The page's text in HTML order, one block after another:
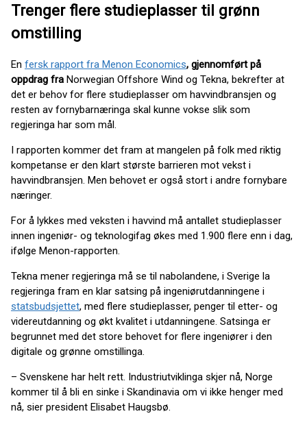
Trenger flere studieplasser til grønn
omstilling
En fersk rapport fra Menon Economics, gjennomført på
oppdrag fra Norwegian Offshore Wind og Tekna, bekrefter at
det er behov for flere studieplasser om havvindbransjen og
resten av fornybarnæringa skal kunne vokse slik som
regjeringa har som mål.
I rapporten kommer det fram at mangelen på folk med riktig
kompetanse er den klart største barrieren mot vekst i
havvindbransjen. Men behovet er også stort i andre fornybare
næringer.
For å lykkes med veksten i havvind må antallet studieplasser
innen ingeniør- og teknologifag økes med 1.900 flere enn i dag,
ifølge Menon-rapporten.
Tekna mener regjeringa må se til nabolandene, i Sverige la
regjeringa fram en klar satsing på ingeniørutdanningene i
statsbudsjettet, med flere studieplasser, penger til etter- og
videreutdanning og økt kvalitet i utdanningene. Satsinga er
begrunnet med det store behovet for flere ingeniører i den
digitale og grønne omstillinga.
– Svenskene har helt rett. Industriutviklinga skjer nå, Norge
kommer til å bli en sinke i Skandinavia om vi ikke henger med
nå, sier president Elisabet Haugsbø.